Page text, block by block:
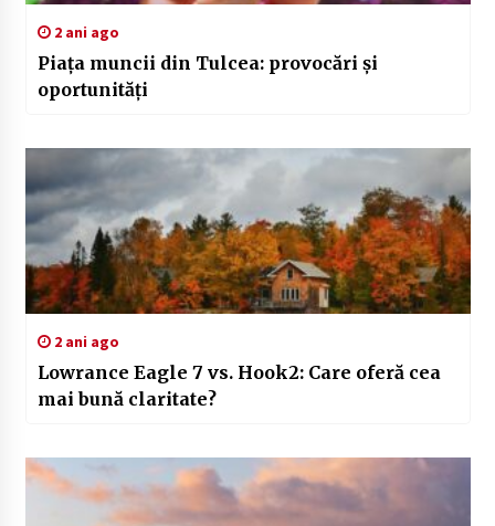
2 ani ago
Piața muncii din Tulcea: provocări și
oportunități
2 ani ago
Lowrance Eagle 7 vs. Hook2: Care oferă cea
mai bună claritate?